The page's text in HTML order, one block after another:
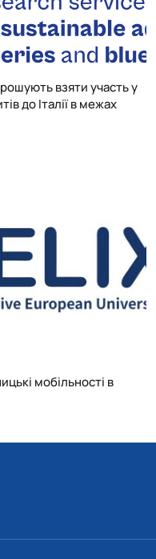
взяти участь у
до Італії в межах
мобільності в